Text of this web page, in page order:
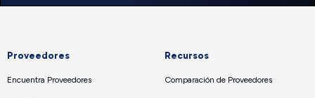
Proveedores
Encuentra Proveedores
Recursos
Comparación de Proveedores